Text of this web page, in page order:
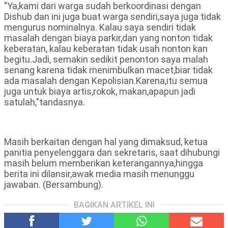
"Ya,kami dari warga sudah berkoordinasi dengan
Dishub dan ini juga buat warga sendiri,saya juga tidak
mengurus nominalnya. Kalau saya sendiri tidak
masalah dengan biaya parkir,dan yang nonton tidak
keberatan, kalau keberatan tidak usah nonton kan
begitu.Jadi, semakin sedikit penonton saya malah
senang karena tidak menimbulkan macet,biar tidak
ada masalah dengan Kepolisian.Karena,itu semua
juga untuk biaya artis,rokok, makan,apapun jadi
satulah,"tandasnya.
Masih berkaitan dengan hal yang dimaksud, ketua
panitia penyelenggara dan sekretaris, saat dihubungi
masih belum memberikan keterangannya,hingga
berita ini dilansir,awak media masih menunggu
jawaban. (Bersambung).
BAGIKAN ARTIKEL INI